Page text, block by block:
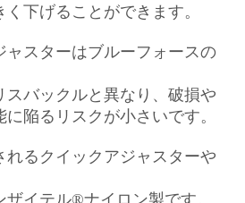
下げることができます。
ャスターはブルーフォースの
スバックルと異なり、破損や
陥るリスクが小さいです。
れるクイックアジャスターや
イテル®ナイロン製です。